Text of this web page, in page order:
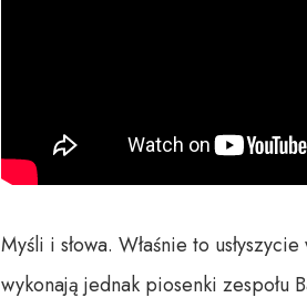
Myśli i słowa. Właśnie to
wykonają jednak piosenki zespołu